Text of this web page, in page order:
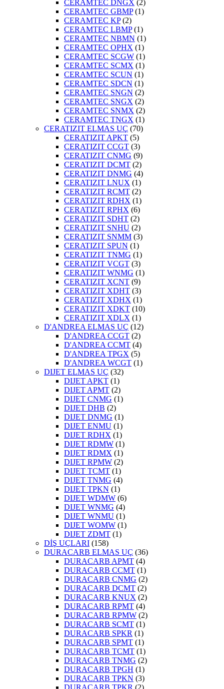
CERAMTEC DNGX (2)
CERAMTEC GBMP(1)
CERAMTEC KP(2)
CERAMTEC LBMP(1)
CERAMTEC NBMN (1)
CERAMTEC OPHX (1)
CERAMTEC SCGW (1)
CERAMTEC SCMX (1)
CERAMTEC SCUN (1)
CERAMTEC SDCN (1)
CERAMTEC SNGN (2)
CERAMTEC SNGX (2)
CERAMTEC SNMX (2)
CERAMTEC TNGX (1)
CERATIZIT ELMAS UÇ (70)
CERATIZIT APKT (5)
CERATIZIT CCGT (3)
CERATIZIT CNMG (9)
CERATIZIT DCMT (2)
CERATIZIT DNMG (4)
CERATIZIT LNUX (1)
CERATIZIT RCMT (2)
CERATIZIT RDHX (1)
CERATIZIT RPHX (6)
CERATIZIT SDHT (2)
CERATIZIT SNHU (2)
CERATIZIT SNMM (3)
CERATIZIT SPUN (1)
CERATIZIT TNMG (1)
CERATIZIT VCGT (3)
CERATIZIT WNMG (1)
CERATIZIT XCNT (9)
CERATIZIT XDHT (3)
CERATIZIT XDHX (1)
CERATIZIT XDKT (10)
CERATIZIT XDLX (1)
D'ANDREA ELMAS UÇ (12)
D'ANDREA CCGT (2)
D'ANDREA CCMT (4)
D'ANDREA TPGX (5)
D'ANDREA WCGT (1)
DIJET ELMAS UÇ (32)
DIJET APKT (1)
DIJET APMT (2)
DIJET CNMG (1)
DIJET DHB (2)
DIJET DNMG (1)
DIJET ENMU (1)
DIJET RDHX (1)
DIJET RDMW (1)
DIJET RDMX (1)
DIJET RPMW (2)
DIJET TCMT (1)
DIJET TNMG (4)
DIJET TPKN (1)
DIJET WDMW (6)
DIJET WNMG (4)
DIJET WNMU (1)
DIJET WOMW (1)
DIJET ZDMT (1)
DİŞ UÇLARI (158)
DURACARB ELMAS UÇ (36)
DURACARB APMT (4)
DURACARB CCMT (1)
DURACARB CNMG (2)
DURACARB DCMT (2)
DURACARB KNUX (2)
DURACARB RPMT (4)
DURACARB RPMW (2)
DURACARB SCMT (1)
DURACARB SPKR (1)
DURACARB SPMT (1)
DURACARB TCMT (1)
DURACARB TNMG (2)
DURACARB TPGH (1)
DURACARB TPKN (3)